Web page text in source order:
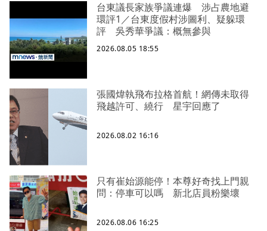
台東議長家族爭議連爆 涉占農地避
環評1／台東度假村涉圖利、疑躲環
評 吳秀華爭議：概無參與
2026.08.05 18:55
張國煒執飛布拉格首航！網傳未取得
飛越許可、繞行 星宇回應了
2026.08.02 16:16
只有崔始源能停！本尊好奇找上門親
問：停車可以嗎 新北店員粉樂壞
2026.08.06 16:25